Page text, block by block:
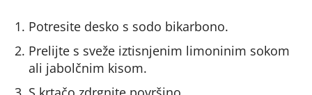
Potresite desko s sodo bikarbono.
Prelijte s sveže iztisnjenim limoninim sokom
ali jabolčnim kisom.